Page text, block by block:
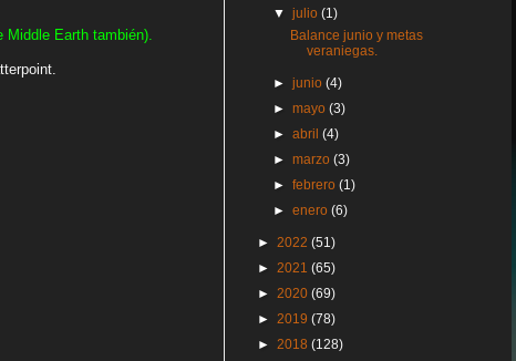
Middle Earth también).
▼julio(1)
Balance junio y metas
veraniegas.
►junio(4)
►mayo(3)
►abril(4)
►marzo(3)
►febrero(1)
►enero(6)
► 2022 (51)
► 2021 (65)
► 2020 (69)
► 2019 (78)
► 2018 (128)